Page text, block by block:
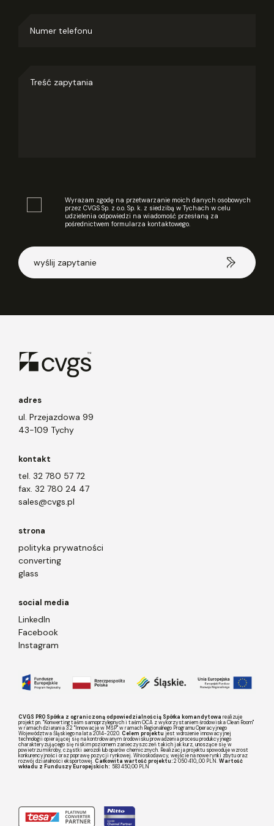
Wyrażam zgodę na przetwarzanie moich danych osobowych
przez CVGS Sp. z o.o. Sp. k. z siedzibą w Tychach w celu
udzielenia odpowiedzi na wiadomość przesłaną za
pośrednictwem formularza kontaktowego.
adres
ul. Przejazdowa 99
43-109 Tychy
kontakt
tel. 32 780 57 72
fax. 32 780 24 47
sales@cvgs.pl
strona
polityka prywatności
converting
glass
social media
LinkedIn
Facebook
Instagram
CVGS PRO Spółka z ograniczoną odpowiedzialnością Spółka komandytowa realizuje
projekt pn. "Konwerting taśm samoprzylepnych i taśm OCA z wykorzystaniem środowiska Clean Room"
w ramach działania 3.2 "Innowacje w MŚP" w ramach Regionalnego Programu Operacyjnego
Województwa Śląskiego na lata 2014-2020.Celem projektu jest wdrożenie innowacyjnej
technologii opierającej się na kontrolowanym środowisku prowadzenia procesu produkcyjnego
charakteryzującego się niskim poziomem zanieczyszczeń takich jak kurz, unoszące się w
powietrzu mikroby, cząstki aerozoli lub oparów chemicznych. Realizacja projektu spowoduje wzrost
konkurencyjności oraz poprawę pozycji rynkowej. Wnioskodawcy, wejście na nowe rynki zbytu oraz
rozwój działalności eksportowej.Całkowita wartość projektu:2 050 410,,00 PLN.Wartość
wkładu z Funduszy Europejskich: 583 450,00 PLN